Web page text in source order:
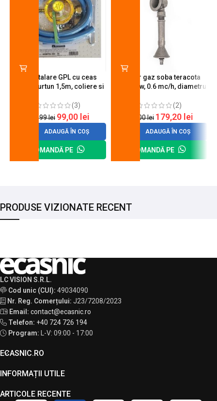
Kit instalare GPL cu ceas
butelie, furtun 1,5m, coliere si
(3)
120,99lei 99,00 lei
ADAUGĂ ÎN COȘ
COMANDĂ PE
Arzator gaz soba teracota
A600, 6 kw, 0.6 mc/h, diametru
(2)
200,00lei 179,20 lei
ADAUGĂ ÎN COȘ
COMANDĂ PE
PRODUSE VIZIONATE RECENT
LC VISION S.R.L.
Cod unic (CUI): 49034090
Nr. Reg. Comerțului: J23/7208/2023
Email: contact@ecasnic.ro
Telefon: +40 724 726 194
Program:
L-V: 09:00 - 17:00
ECASNIC.RO
INFORMAȚII UTILE
ARTICOLE RECENTE